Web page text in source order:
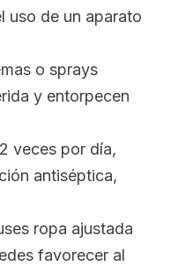
uso de un aparato
o sprays
y entorpecen
veces por día,
antiséptica,
ropa ajustada
favorecer al